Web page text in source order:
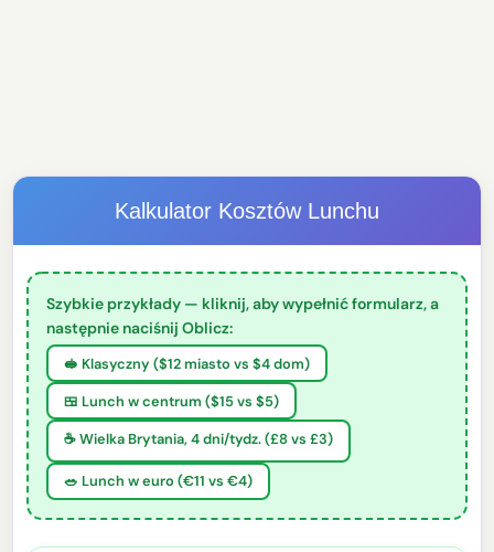
Kalkulator Kosztów Lunchu
Szybkie przykłady — kliknij, aby wypełnić formularz, a
następnie naciśnij Oblicz:
🥪 Klasyczny ($12 miasto vs $4 dom)
🍱 Lunch w centrum ($15 vs $5)
☕ Wielka Brytania, 4 dni/tydz. (£8 vs £3)
🥗 Lunch w euro (€11 vs €4)